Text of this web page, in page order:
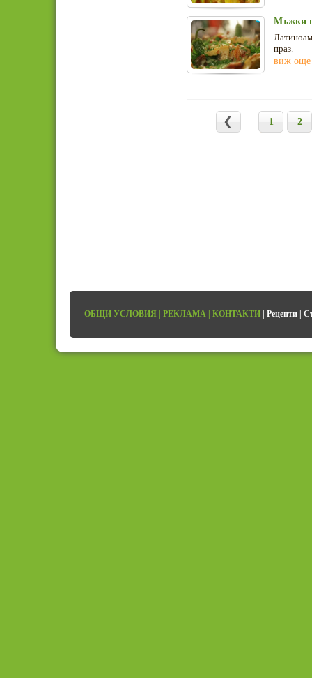
Мъжки
праз.
виж още
1 2
ОБЩИ УСЛОВИЯ РЕКЛАМА КОНТАКТИ Рецепти